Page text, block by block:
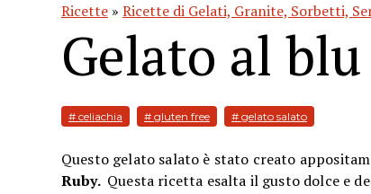
Ricette » Ricette di Gelati, Granite, Sorbetti,
Gelato al
# celiachia # gluten free # gelato salato
Questo gelato salato è stato creato
Ruby. Questa ricetta esalta il gusto dolce e